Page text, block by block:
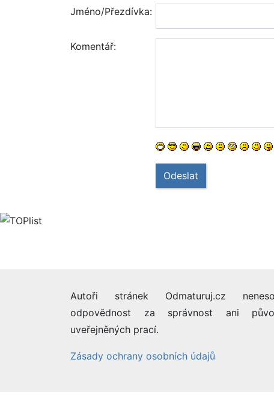
Jméno/Přezdívka:
Komentář:
Odeslat
Autoři stránek Odmaturuj.cz
odpovědnost za správnost ani
uveřejněných prací.
Zásady ochrany osobních údajů